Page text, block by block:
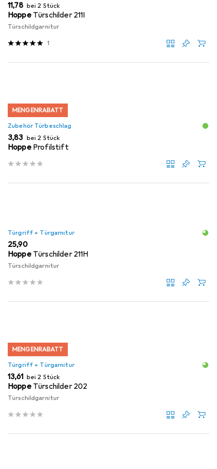
EUR
11,78 bei 2 Stück
Hoppe Türschilder 211I
Türschildgarnitur
1
MENGENRABATT
Zubehör Türbeschlag
EUR
3,83 bei 2 Stück
Hoppe Profilstift
Türgriff + Türgarnitur
EUR
25,90
Hoppe Türschilder 211H
Türschildgarnitur
MENGENRABATT
Türgriff + Türgarnitur
EUR
13,61 bei 2 Stück
Hoppe Türschilder 202
Türschildgarnitur